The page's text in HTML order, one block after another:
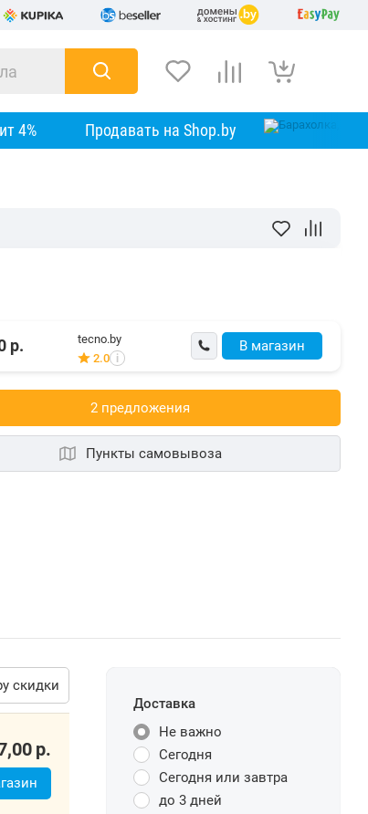
4% Продавать на Shop.by
В магазин
р.
tecno.by
2.0 i
2 предложения
Пункты самовывоза
скидки
р.
Доставка
Не важно
Сегодня
Сегодня или завтра
до 3 дней